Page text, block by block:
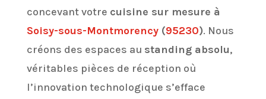
concevant votre cuisine sur mesure à
Soisy-sous-Montmorency(95230). Nous
créons des espaces au standing absolu,
véritables pièces de réception où
l’innovation technologique s’efface